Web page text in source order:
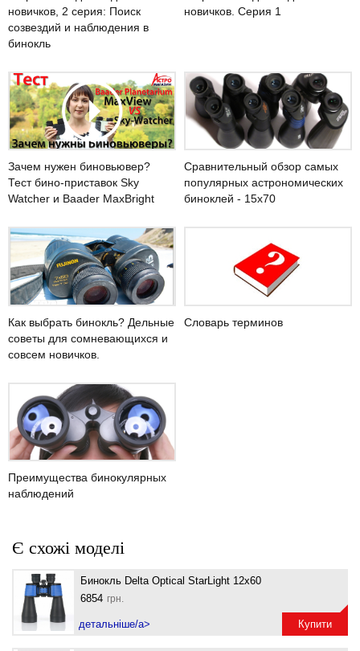
новичков, 2 серия: Поиск
созвездий и наблюдения в
бинокль
новичков. Серия 1
Зачем нужен биновьювер?
Тест бино-приставок Sky
Watcher и Baader MaxBright
Сравнительный обзор самых
популярных астрономических
биноклей - 15х70
Как выбрать бинокль? Дельные
советы для сомневающихся и
совсем новичков.
Словарь терминов
Преимущества бинокулярных
наблюдений
Є схожі моделі
Бинокль Delta Optical StarLight 12x60
6854 грн.
детальніше/a> Купити